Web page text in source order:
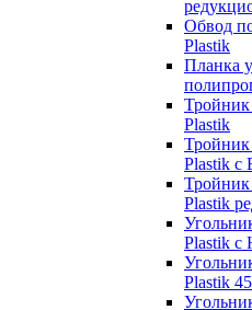
Обвод
Plastik
Планка
Plastik
Plastik
Plastik
Plastik
Plastik